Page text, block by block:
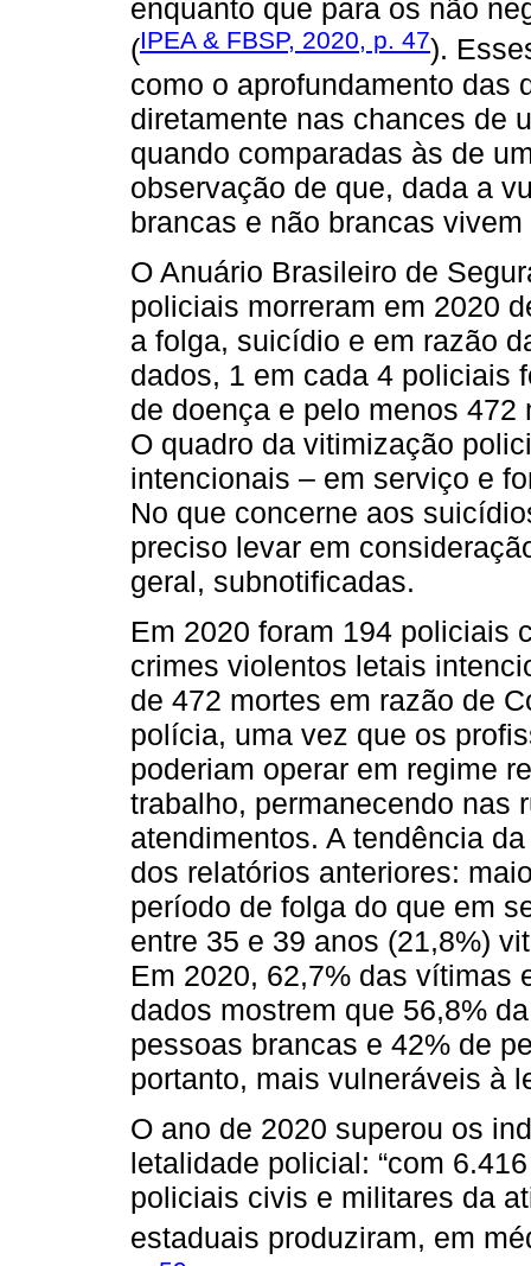
enquanto que para os não
(IPEA & FBSP, 2020, p. 47).
como o aprofundamento das
diretamente nas chances de
quando comparadas às de
observação de que, dada a
brancas e não brancas
O Anuário Brasileiro de
policiais morreram em 2020
a folga, suicídio e em razão
dados, 1 em cada 4 policiais
de doença e pelo menos
O quadro da vitimização
intencionais – em serviço e
No que concerne aos
preciso levar em
geral, subnotificadas.
Em 2020 foram 194 policiais
crimes violentos letais
de 472 mortes em razão de
polícia, uma vez que os
poderiam operar em regime
trabalho, permanecendo nas
atendimentos. A tendência
dos relatórios anteriores:
período de folga do que em
entre 35 e 39 anos (21,8%)
Em 2020, 62,7% das vítimas
dados mostrem que 56,8%
pessoas brancas e 42% de
portanto, mais vulneráveis à
O ano de 2020 superou os
letalidade policial: “com
policiais civis e militares da
estaduais produziram, em